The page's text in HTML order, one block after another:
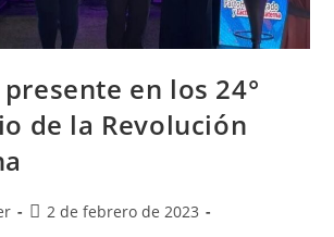
en los 24°
de la Revolución
2 de febrero de 2023